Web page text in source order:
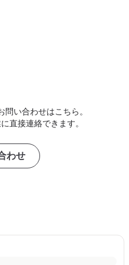
い合わせはこちら。
直接連絡できます。
わせ